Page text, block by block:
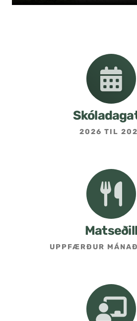
2026 TIL
Matseðill
UPPFÆRÐUR
Samstarf heimilis og skóla
Áætlanir og stefnur